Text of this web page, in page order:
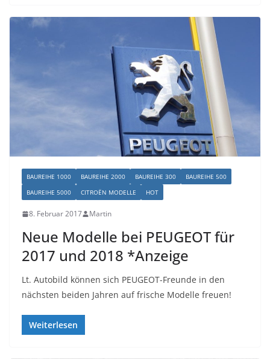
BAUREIHE 1000 BAUREIHE 2000 BAUREIHE 300
BAUREIHE 500
BAUREIHE 5000
CITROËN MODELLE HOT
8. Februar 2017 Martin
Neue Modelle bei PEUGEOT für
2017 und 2018 *Anzeige
Lt. Autobild können sich PEUGEOT-Freunde in den
nächsten beiden Jahren auf frische Modelle freuen!
Weiterlesen